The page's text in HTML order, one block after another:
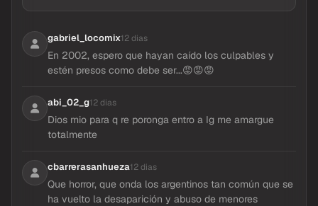
gabriel_locomix12 dias
En 2002, espero que hayan caído los culpables y
estén presos como debe ser...😡😡😡
abi_02_g12 dias
Dios mio para q re poronga entro a Ig me amargue
totalmente
cbarrerasanhueza12 dias
Que horror, que onda los argentinos tan común que se
ha vuelto la desaparición y abuso de menores